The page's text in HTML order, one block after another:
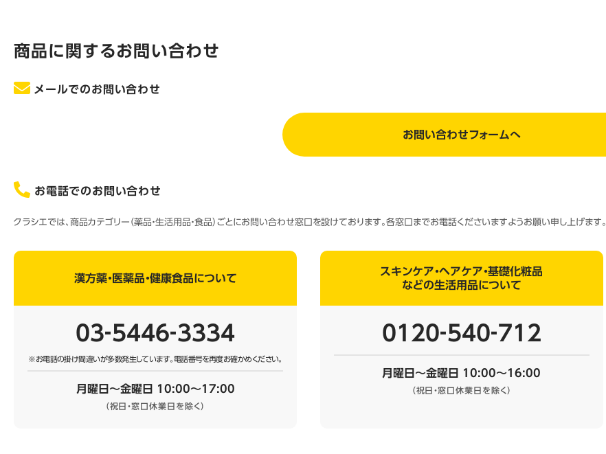
商品に関するお問い合わせ
メールでのお問い合わせ
お問い合わせフォームへ
お電話でのお問い合わせ
クラシエでは、商品カテゴリー（薬品・生活用品・食品）ごとにお問い合わせ窓口を設けております。各窓口までお電話くださいますようお願い申し上げます。
漢方薬・医薬品・健康食品について
03‐5446‐3334
※お電話の掛け間違いが多数発生しています。電話番号を再度お確かめください。
月曜日～金曜日 10:00～17:00
（祝日・窓口休業日を除く）
スキンケア・ヘアケア・基礎化粧品
などの生活用品について
0120‐540‐712
月曜日～金曜日 10:00～16:00
（祝日・窓口休業日を除く）